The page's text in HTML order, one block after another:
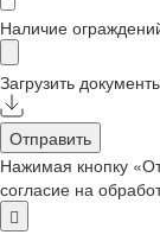
Наличие
Загрузить
Отправить
Нажимая кнопку
согласие на